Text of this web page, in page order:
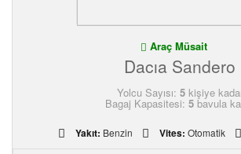
Araç Müsait
Dacıa Sandero
Yolcu Sayısı: 5kişiye
Bagaj Kapasitesi: 5bavula
Yakıt: Benzin Vites: Otomatik